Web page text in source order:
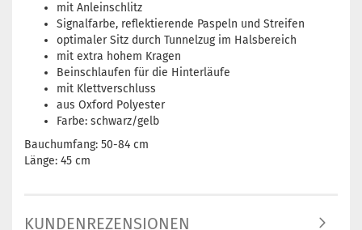
mit Anleinschlitz
Signalfarbe, reflektierende Paspeln und Streifen
optimaler Sitz durch Tunnelzug im Halsbereich
mit extra hohem Kragen
Beinschlaufen für die Hinterläufe
mit Klettverschluss
aus Oxford Polyester
Farbe: schwarz/gelb
Bauchumfang: 50-84 cm
Länge: 45 cm
KUNDENREZENSIONEN